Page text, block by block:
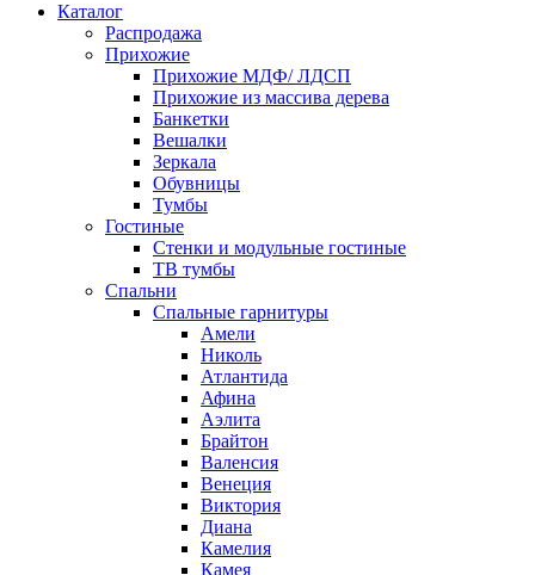
Каталог
Распродажа
Прихожие
Прихожие МДФ/ ЛДСП
Прихожие из массива дерева
Банкетки
Вешалки
Зеркала
Обувницы
Тумбы
Гостиные
Стенки и модульные гостиные
ТВ тумбы
Спальни
Спальные гарнитуры
Амели
Николь
Атлантида
Афина
Аэлита
Брайтон
Валенсия
Венеция
Виктория
Диана
Камелия
Камея